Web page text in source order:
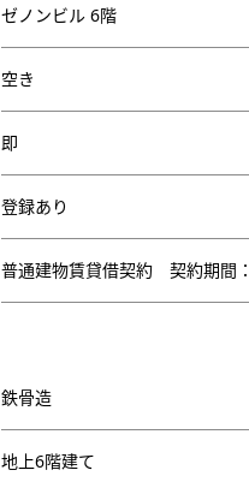
ゼノンビル 6階
空き
即
登録あり
普通建物賃貸借契約 契約期間
鉄骨造
地上6階建て